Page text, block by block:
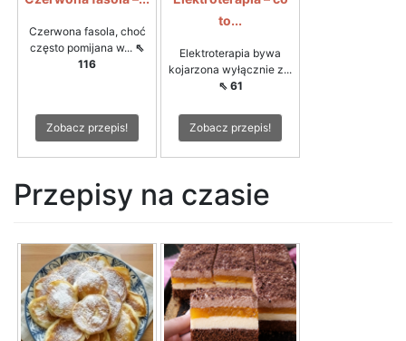
Czerwona fasola, choć
często pomijana w... ⇖
116
Zobacz przepis!
to...
Elektroterapia bywa
kojarzona wyłącznie z...
⇖ 61
Zobacz przepis!
Przepisy na czasie